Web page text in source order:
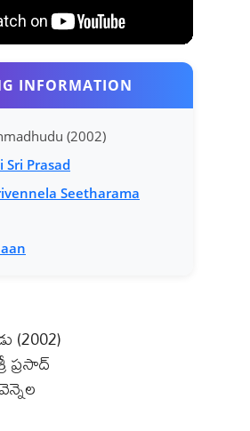
INFORMATION
(2002)
Sri Prasad
Seetharama
(2002)
ప్రసాద్